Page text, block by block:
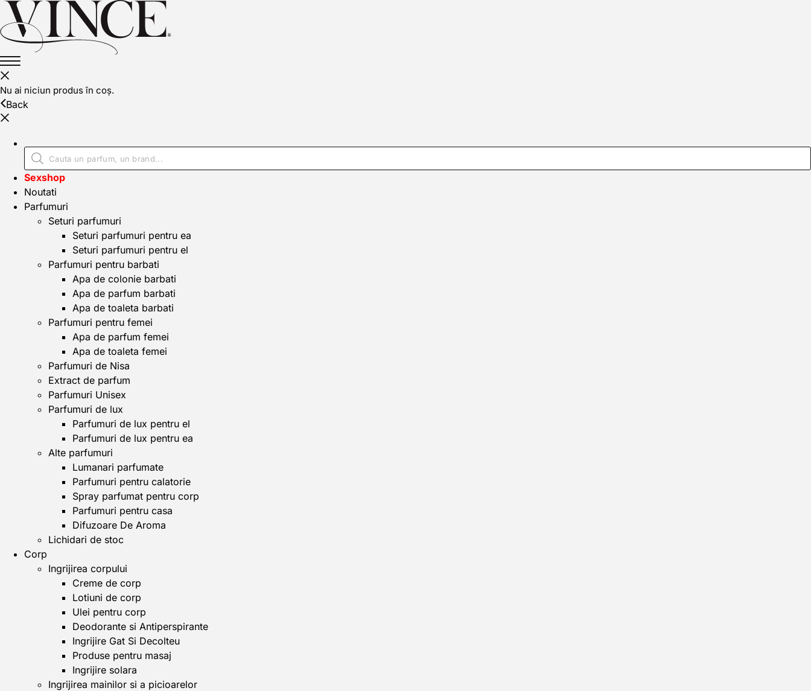
Nu ai niciun produs în coș.
Back
Sexshop
Noutati
Parfumuri
Seturi parfumuri
Seturi parfumuri pentru ea
Seturi parfumuri pentru el
Parfumuri pentru barbati
Apa de colonie barbati
Apa de parfum barbati
Apa de toaleta barbati
Parfumuri pentru femei
Apa de parfum femei
Apa de toaleta femei
Parfumuri de Nisa
Extract de parfum
Parfumuri Unisex
Parfumuri de lux
Parfumuri de lux pentru el
Parfumuri de lux pentru ea
Alte parfumuri
Lumanari parfumate
Parfumuri pentru calatorie
Spray parfumat pentru corp
Parfumuri pentru casa
Difuzoare De Aroma
Lichidari de stoc
Corp
Ingrijirea corpului
Creme de corp
Lotiuni de corp
Ulei pentru corp
Deodorante si Antiperspirante
Ingrijire Gat Si Decolteu
Produse pentru masaj
Ingrijire solara
Ingrijirea mainilor si a picioarelor